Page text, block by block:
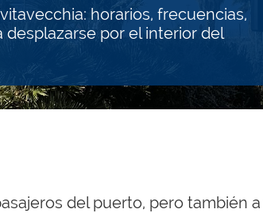
horarios, frecuencias,
desplazarse por el interior del
del puerto, pero también